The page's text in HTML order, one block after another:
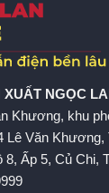
XUẤT NGỌC
Khương, khu
Lê Văn
8, Ấp 5, Củ Chi,